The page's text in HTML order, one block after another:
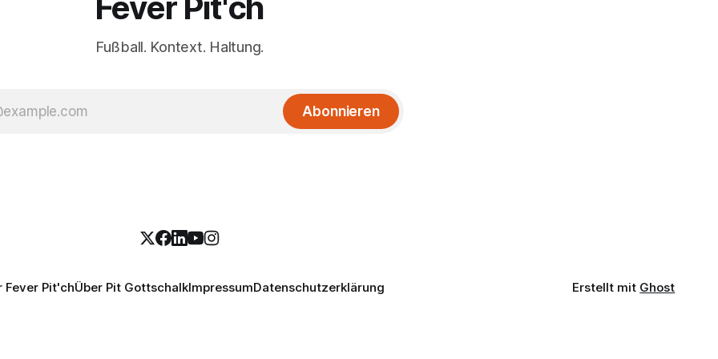
Fußball. Kontext. Haltung.
Abonnieren
Fever Pit'chÜber Pit GottschalkImpressumDatenschutzerklärung Erstellt mit Ghost